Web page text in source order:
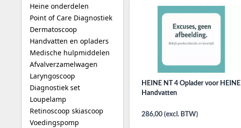
Heine onderdelen
Point of Care Diagnostiek
Dermatoscoop
Handvatten en opladers
Medische hulpmiddelen
Afvalverzamelwagen
Laryngoscoop
Diagnostiek set
Loupelamp
Retinoscoop skiascoop
Voedingspomp
HEINE NT 4 Oplader voor HEINE
Handvatten
286,00 (excl. BTW)